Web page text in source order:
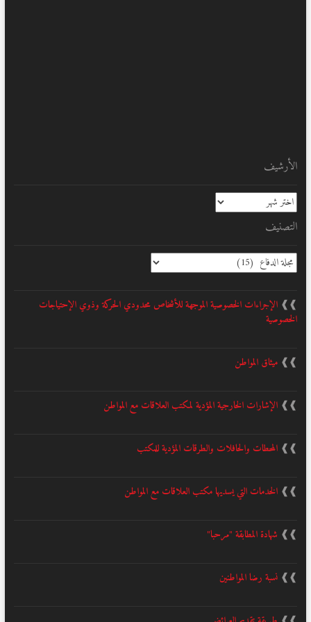
الأرشيف
الأرشيف
التصنيف
التصنيف
❱❱ الإجراءات الخصوصية الموجهة للأشخاص محدودي الحركة وذوي الإحتياجات
الخصوصية
❱❱ ميثاق المواطن
❱❱ الإشارات الخارجية المؤدية لمكتب العلاقات مع المواطن
❱❱ المحطات والحافلات والطرقات المؤدية للمكتب
❱❱ الخدمات التي يسديها مكتب العلاقات مع المواطن
❱❱ شهادة المطابقة "مرحبا"
❱❱ نسبة رضا المواطنين